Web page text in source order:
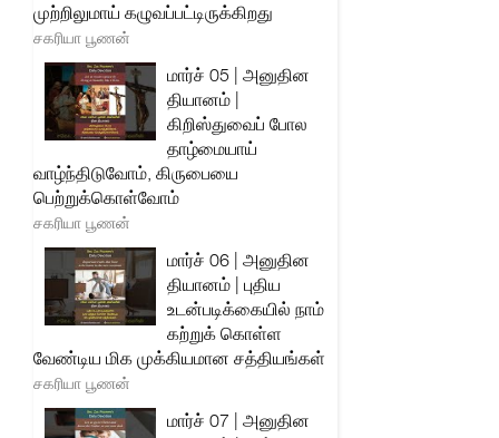
முற்றிலுமாய் கழுவப்பட்டிருக்கிறது
சகரியா பூணன்
மார்ச் 05 | அனுதின
தியானம் |
கிறிஸ்துவைப் போல
தாழ்மையாய்
வாழ்ந்திடுவோம், கிருபையை
பெற்றுக்கொள்வோம்
சகரியா பூணன்
மார்ச் 06 | அனுதின
தியானம் | புதிய
உடன்படிக்கையில் நாம்
கற்றுக் கொள்ள
வேண்டிய மிக முக்கியமான சத்தியங்கள்
சகரியா பூணன்
மார்ச் 07 | அனுதின